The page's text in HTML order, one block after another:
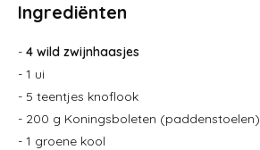
Ingrediënten
- 4 wild zwijnhaasjes
- 1 ui
- 5 teentjes knoflook
- 200 g Koningsboleten (paddenstoelen)
- 1 groene kool